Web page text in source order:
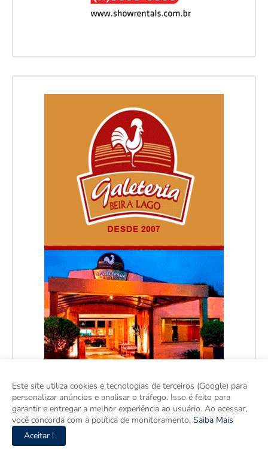
Este site utiliza cookies e tecnologias de terceiros (Google) para
personalizar anúncios e analisar o tráfego. Isso é feito para
garantir e entregar a melhor experiência ao usuário. Ao acessar,
você concorda com a política de monitoramento. Saiba Mais
Aceitar !